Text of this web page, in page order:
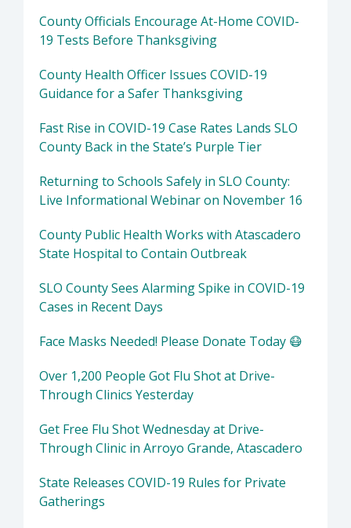
County Officials Encourage At-Home COVID-
19 Tests Before Thanksgiving
County Health Officer Issues COVID-19
Guidance for a Safer Thanksgiving
Fast Rise in COVID-19 Case Rates Lands SLO
County Back in the State’s Purple Tier
Returning to Schools Safely in SLO County:
Live Informational Webinar on November 16
County Public Health Works with Atascadero
State Hospital to Contain Outbreak
SLO County Sees Alarming Spike in COVID-19
Cases in Recent Days
Face Masks Needed! Please Donate Today 😷
Over 1,200 People Got Flu Shot at Drive-
Through Clinics Yesterday
Get Free Flu Shot Wednesday at Drive-
Through Clinic in Arroyo Grande, Atascadero
State Releases COVID-19 Rules for Private
Gatherings